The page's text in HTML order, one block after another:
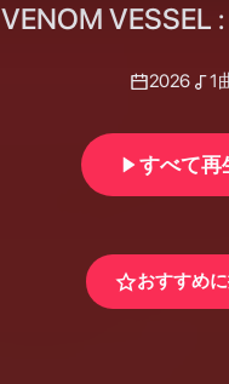
VENOM VESSEL
2026 1
すべて再
おすすめ